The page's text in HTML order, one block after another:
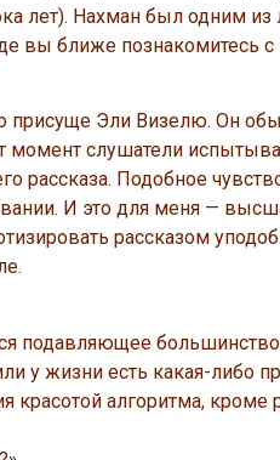
лет). Нахман был одним
вы ближе познакомитесь
присуще Эли Визелю. Он
момент слушатели
рассказа. Подобное
И это для меня —
рассказом
подавляющее
у жизни есть какая-либо
алгоритма, кроме